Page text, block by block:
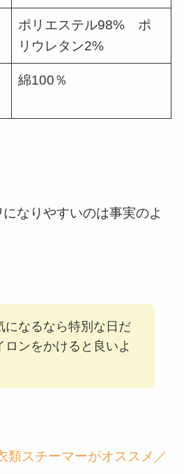
ポリエステル98% ポ
リウレタン2%
綿100％
なりやすいのは事実のよ
になるなら特別な日だ
ロンをかけると良いよ
類スチーマーがオススメ／